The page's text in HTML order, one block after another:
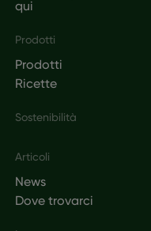
qui
Prodotti
Prodotti
Ricette
Sostenibilità
Articoli
News
Dove trovarci